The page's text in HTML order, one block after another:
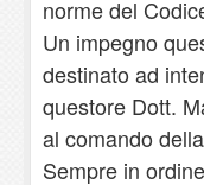
norme del
Un impegno
destinato ad
questore Dott.
al comando
Sempre in